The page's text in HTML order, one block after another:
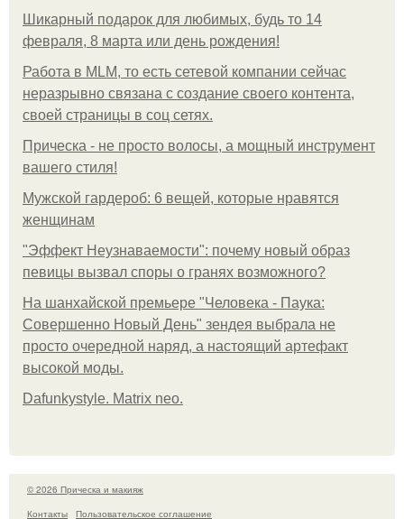
Шикарный подарок для любимых, будь то 14
февраля, 8 марта или день рождения!
Работа в MLM, то есть сетевой компании сейчас
неразрывно связана с создание своего контента,
своей страницы в соц сетях.
Прическа - не просто волосы, а мощный инструмент
вашего стиля!
Мужской гардероб: 6 вещей, которые нравятся
женщинам
"Эффект Неузнаваемости": почему новый образ
певицы вызвал споры о гранях возможного?
На шанхайской премьере "Человека - Паука:
Совершенно Новый День" зендея выбрала не
просто очередной наряд, а настоящий артефакт
высокой моды.
Dafunkystyle. Matrix neo.
© 2026 Прическа и макияж
Контакты
Пользовательское соглашение